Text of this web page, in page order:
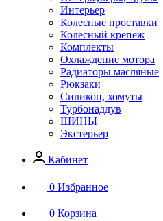
Интерьер
Колесные проставки
Колесный крепеж
Комплекты
Охлаждение мотора
Радиаторы масляные
Рюкзаки
Силикон, хомуты
Турбонаддув
ШИНЫ
Экстерьер
Кабинет
0 Избранное
0 Корзина